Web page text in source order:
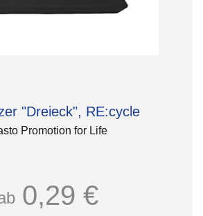
"Dreieck", RE:cycle
Promotion for Life
0,29 €